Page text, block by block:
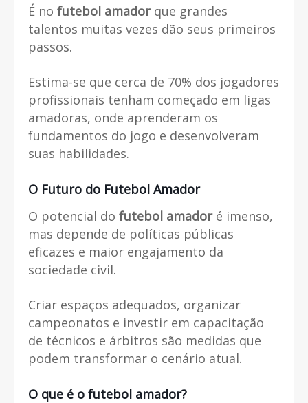
É no futebol amadorque grandes
talentos muitas vezes dão seus primeiros
passos.
Estima-se que cerca de 70% dos jogadores
profissionais tenham começado em ligas
amadoras, onde aprenderam os
fundamentos do jogo e desenvolveram
suas habilidades.
O Futuro do Futebol Amador
O potencial do futebol amadoré imenso,
mas depende de políticas públicas
eficazes e maior engajamento da
sociedade civil.
Criar espaços adequados, organizar
campeonatos e investir em capacitação
de técnicos e árbitros são medidas que
podem transformar o cenário atual.
O que é o futebol amador?